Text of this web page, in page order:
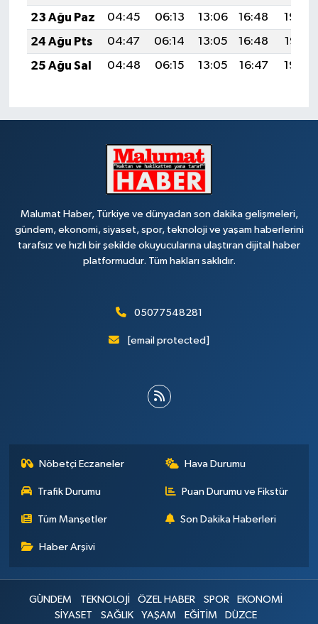
23 Ağu Paz
04:45 06:13 13:06 16:48
19:48
24 Ağu Pts
04:47 06:14 13:05 16:48
19:47
25 Ağu Sal
04:48 06:15 13:05 16:47 19:45
Malumat Haber, Türkiye ve dünyadan son dakika gelişmeleri,
gündem, ekonomi, siyaset, spor, teknoloji ve yaşam haberlerini
tarafsız ve hızlı bir şekilde okuyucularına ulaştıran dijital haber
platformudur. Tüm hakları saklıdır.
05077548281
[email protected]
Nöbetçi Eczaneler Hava Durumu
Trafik Durumu Puan Durumu ve Fikstür
Tüm Manşetler Son Dakika Haberleri
Haber Arşivi
GÜNDEM TEKNOLOJİ ÖZEL HABER SPOR
EKONOMİ
SİYASET
SAĞLIK YAŞAM EĞİTİM DÜZCE